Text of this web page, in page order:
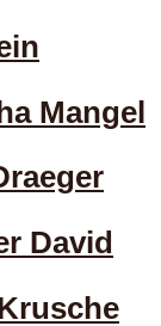
Mangel
David